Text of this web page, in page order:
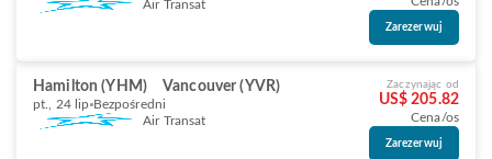
Air Transat
Zarezerwuj
Hamilton (YHM) Vancouver (YVR)
pt., 24 lip Bezpośredni
Air Transat
Zaczynając od
US$ 205.82
Cena/os
Zarezerwuj